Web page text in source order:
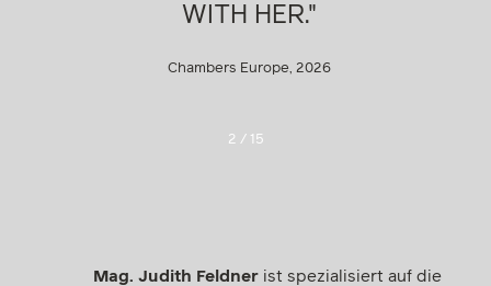
WITH HER."
Chambers Europe, 2026
2 / 15
Mag. Judith Feldner ist spezialisiert auf die